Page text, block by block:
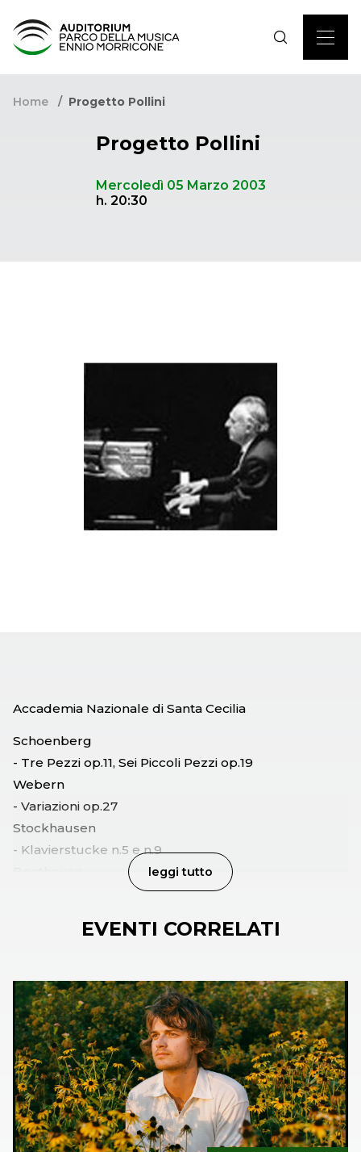
Home Progetto Pollini
Progetto Pollini
Mercoledì 05 Marzo 2003
h. 20:30
Accademia Nazionale di Santa Cecilia
Schoenberg
- Tre Pezzi op.11, Sei Piccoli Pezzi op.19
Webern
- Variazioni op.27
Stockhausen
- Klavierstucke n.5 e n.9
- Sonata n.24 in fa diesis maggiore op.78, Sonata n.23
leggi tutto
EVENTI CORRELATI